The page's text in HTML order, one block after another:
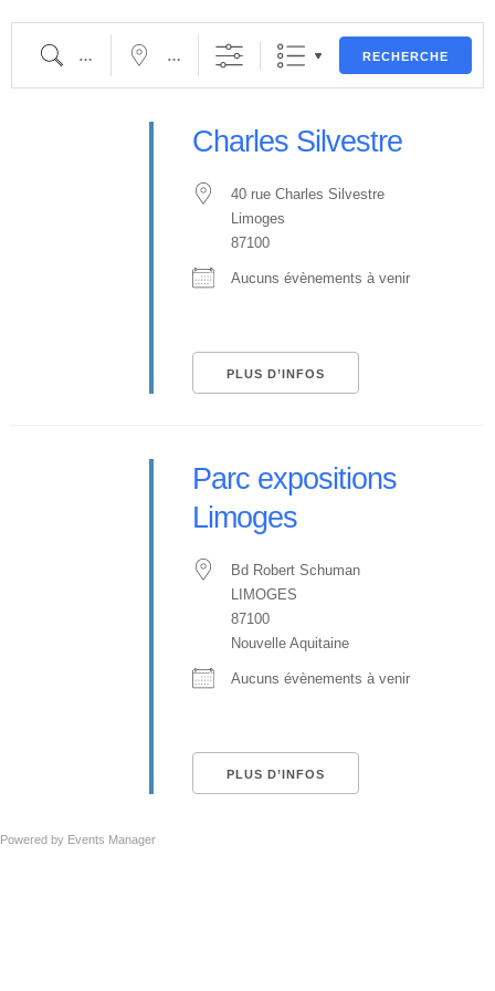
RECHERCHE
Charles Silvestre
40 rue Charles Silvestre
Limoges
87100
Aucuns évènements à venir
PLUS D’INFOS
Parc expositions
Limoges
Bd Robert Schuman
LIMOGES
87100
Nouvelle Aquitaine
Aucuns évènements à venir
PLUS D’INFOS
Powered by Events Manager